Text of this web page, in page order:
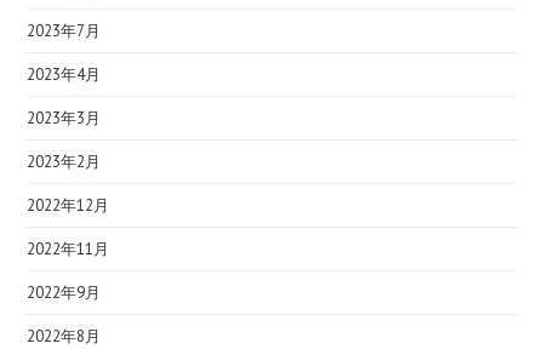
2023年7月
2023年4月
2023年3月
2023年2月
2022年12月
2022年11月
2022年9月
2022年8月